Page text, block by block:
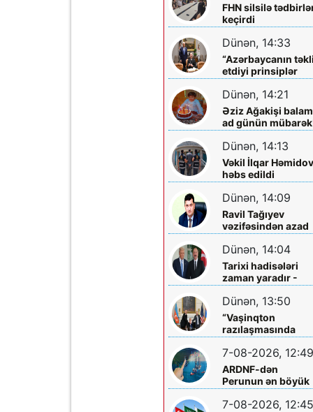
FHN silsilə
keçirdi
Dünən, 14:33
“Azərbaycanın
etdiyi prinsiplər
Qafqazın inkişafına
yeni imkanlar
yaradır”
Dünən, 14:21
Əziz Ağakişi
ad günün
Dünən, 14:13
Vəkil İlqar Həmidov
həbs edildi
Dünən, 14:09
Ravil Tağıyev
vəzifəsindən azad
edildi
Dünən, 14:04
Tarixi hadisələri
zaman yaradır -
Tarixi dönüşləri isə
liderlər!
Dünən, 13:50
“Vaşinqton
razılaşmasında
Trampın rolu
qədər böyükdür”
7-08-2026, 12:49
ARDNF-dən
Perunun ən böyük
şirkətinə
7-08-2026, 12:45